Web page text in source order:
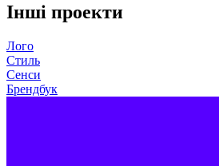
Інші проекти
Лого
Стиль
Сенси
Брендбук